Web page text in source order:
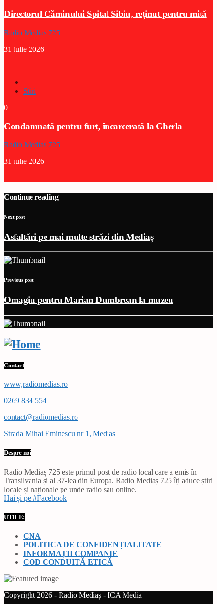
Directorul Căminului Spital Sibiu, reținut pentru mită
Radio Medias 725
31 iulie 2026
Stiri
0
Condamnată pentru furt, încarcerată la Gherla
Radio Medias 725
31 iulie 2026
Continue reading
Next post
Asfaltări pe mai multe străzi din Mediaș
Previous post
Omagiu pentru Marian Dumbrean la muzeu
Contact
www,radiomedias.ro
0269 834 554
contact@radiomedias.ro
Strada Mihai Eminescu nr 1, Medias
Despre noi
Radio Mediaș 725 este primul post de radio local care a emis în
Transilvania și al 37-lea din Europa. Radio Mediaș 725 îți aduce știri
locale și naționale pe unde radio sau online.
Hai și pe #Facebook
UTILE:
CNA
POLITICA DE CONFIDENȚIALITATE
INFORMAȚII COMPANIE
COD CONDUITĂ ETICĂ
Copyright 2026 - Radio Mediaș - ICA Media